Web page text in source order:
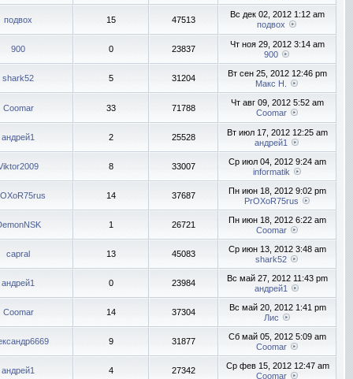
подвох 15 47513
Вс дек 02, 2012 1:12 am
подвох
900 0 23837
Чт ноя 29, 2012 3:14 am
900
shark52 5 31204
Вт сен 25, 2012 12:46 pm
Макс Н.
Coomar 33 71788
Чт авг 09, 2012 5:52 am
Coomar
андрей1 2 25528
Вт июл 17, 2012 12:25 am
андрей1
8 33007
Ср июл 04, 2012 9:24 am
informatik
14 37687
Пн июн 18, 2012 9:02 pm
PrOXoR75rus
1 26721
Пн июн 18, 2012 6:22 am
Coomar
capral 13 45083
Ср июн 13, 2012 3:48 am
shark52
андрей1 0 23984
Вс май 27, 2012 11:43 pm
андрей1
Coomar 14 37304
Вс май 20, 2012 1:41 pm
Лис
9 31877
Сб май 05, 2012 5:09 am
Coomar
андрей1 4 27342
Ср фев 15, 2012 12:47 am
Coomar